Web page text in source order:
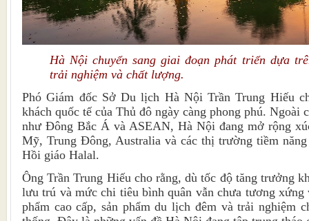
Hà Nội chuyển sang giai đoạn phát triển dựa
trải nghiệm và chất lượng.
Phó Giám đốc Sở Du lịch Hà Nội Trần Trung Hiếu
khách quốc tế của Thủ đô ngày càng phong phú. Ngoài
như Đông Bắc Á và ASEAN, Hà Nội đang mở rộng
Mỹ, Trung Đông, Australia và các thị trường tiềm
Hồi giáo Halal.
Ông Trần Trung Hiếu cho rằng, dù tốc độ tăng trưởng
lưu trú và mức chi tiêu bình quân vẫn chưa tương
phẩm cao cấp, sản phẩm du lịch đêm và trải nghiệm